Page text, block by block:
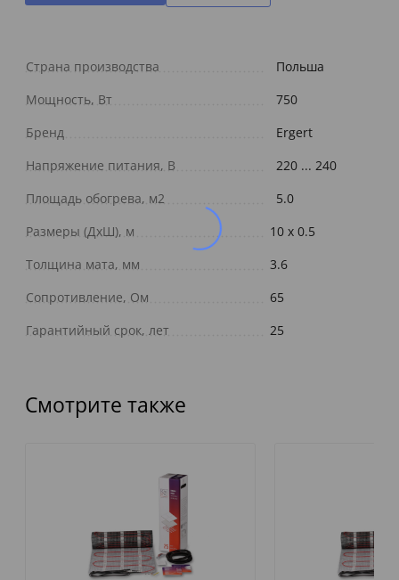
Страна производства
Польша
Мощность, Вт
750
Бренд
Ergert
Напряжение питания, В
220 ... 240
Площадь обогрева, м2
5.0
Размеры (ДxШ), м
10 x 0.5
Толщина мата, мм
3.6
Сопротивление, Ом
65
Гарантийный срок, лет
25
Смотрите также